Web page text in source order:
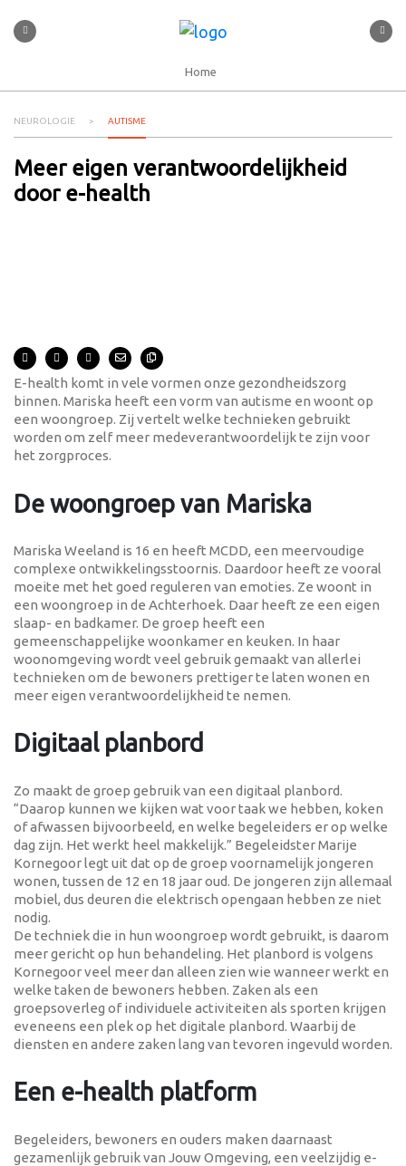
Home
NEUROLOGIE AUTISME
Meer eigen verantwoordelijkheid
door e-health
E-health komt in vele vormen onze gezondheidszorg
binnen. Mariska heeft een vorm van autisme en woont op
een woongroep. Zij vertelt welke technieken gebruikt
worden om zelf meer medeverantwoordelijk te zijn voor
het zorgproces.
De woongroep van Mariska
Mariska Weeland is 16 en heeft MCDD, een meervoudige
complexe ontwikkelingsstoornis. Daardoor heeft ze vooral
moeite met het goed reguleren van emoties. Ze woont in
een woongroep in de Achterhoek. Daar heeft ze een eigen
slaap- en badkamer. De groep heeft een
gemeenschappelijke woonkamer en keuken. In haar
woonomgeving wordt veel gebruik gemaakt van allerlei
technieken om de bewoners prettiger te laten wonen en
meer eigen verantwoordelijkheid te nemen.
Digitaal planbord
Zo maakt de groep gebruik van een digitaal planbord.
“Daarop kunnen we kijken wat voor taak we hebben, koken
of afwassen bijvoorbeeld, en welke begeleiders er op welke
dag zijn. Het werkt heel makkelijk.” Begeleidster Marije
Kornegoor legt uit dat op de groep voornamelijk jongeren
wonen, tussen de 12 en 18 jaar oud. De jongeren zijn allemaal
mobiel, dus deuren die elektrisch opengaan hebben ze niet
nodig.
De techniek die in hun woongroep wordt gebruikt, is daarom
meer gericht op hun behandeling. Het planbord is volgens
Kornegoor veel meer dan alleen zien wie wanneer werkt en
welke taken de bewoners hebben. Zaken als een
groepsoverleg of individuele activiteiten als sporten krijgen
eveneens een plek op het digitale planbord. Waarbij de
diensten en andere zaken lang van tevoren ingevuld worden.
Een e-health platform
Begeleiders, bewoners en ouders maken daarnaast
gezamenlijk gebruik van Jouw Omgeving, een veelzijdig e-